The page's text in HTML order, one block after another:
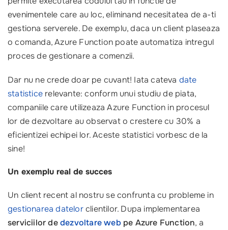
evenimentele care au loc, eliminand necesitatea de a-ti
gestiona serverele. De exemplu, daca un client plaseaza
o comanda, Azure Function poate automatiza intregul
proces de gestionare a comenzii.
Dar nu ne crede doar pe cuvant! Iata cateva date
statistice relevante: conform unui studiu de piata,
companiile care utilizeaza Azure Function in procesul
lor de dezvoltare au observat o crestere cu 30% a
eficientizei echipei lor. Aceste statistici vorbesc de la
sine!
Un exemplu real de succes
Un client recent al nostru se confrunta cu probleme in
gestionarea datelorclientilor. Dupa implementarea
serviciilor dedezvoltare web pe Azure Function, a